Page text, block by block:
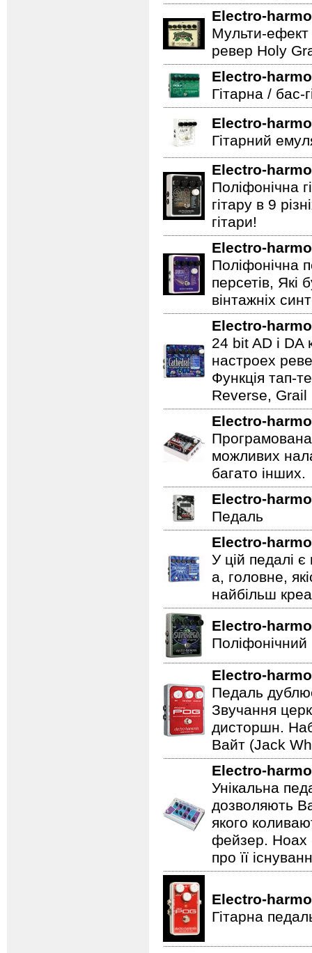
Electro-
Мульти-ефект
ревер Holy
Electro-
Гітарна / бас-
Electro-
Гітарний
Electro-
Поліфонічна
гітару в 9
гітари!
Electro-
Поліфонічна
персетів, Які
вінтажніх
Electro-
24 bit AD і
настроех
Функція тап-
Reverse, Grail
Electro-
можливих
багато інших.
Electro-
Педаль
Electro-
У цій педалі
а, головне,
найбільш
Electro-
Поліфонічний
Electro-
Педаль
Звучання
дисторшн.
Вайт (Jack
Electro-
Унікальна
дозволяють
якого
фейзер. Hoax
про її
Electro-
Гітарна